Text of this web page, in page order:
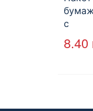
с
8.40